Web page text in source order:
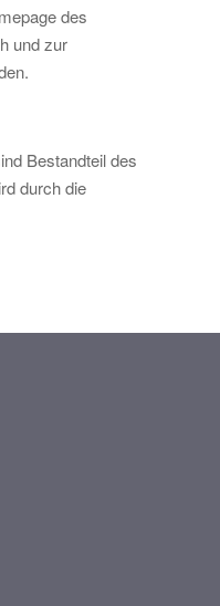
des
und zur
Bestandteil des
durch die